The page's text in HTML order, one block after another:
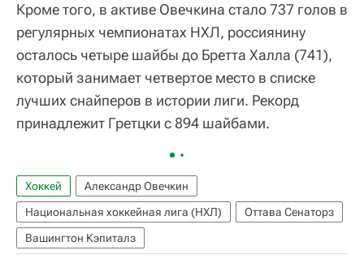
Кроме того, в активе Овечкина стало 737 голов в
регулярных чемпионатах НХЛ, россиянину
осталось четыре шайбы до Бретта Халла (741),
который занимает четвертое место в списке
лучших снайперов в истории лиги. Рекорд
принадлежит Гретцки с 894 шайбами.
Хоккей
Александр Овечкин
Национальная хоккейная лига (НХЛ)
Оттава Сенаторз
Вашингтон Кэпиталз